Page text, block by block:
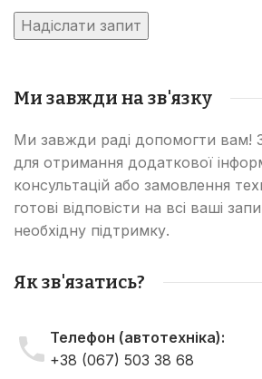
Ми завжди на зв'язку
Ми завжди раді допомогти вам!
для отримання додаткової
консультацій або замовлення
готові відповісти на всі ваші
необхідну підтримку.
Як зв'язатись?
Телефон (автотехніка):
+38 (067) 503 38 68